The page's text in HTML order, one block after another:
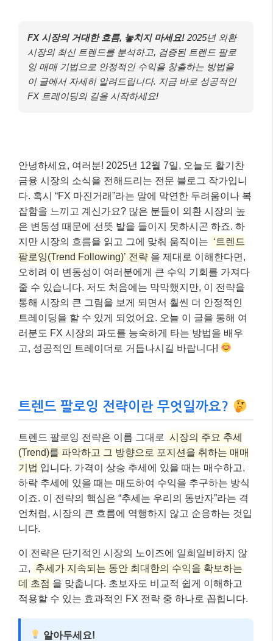
FX 시장의 거대한 흐름, 놓치지 마세요! 2025년 외환
시장의 최신 트렌드를 분석하고, 검증된 트렌드 팔로
잉 매매 기법으로 안정적인 수익을 창출하는 방법을
이 글에서 자세히 알려드립니다. 지금 바로 성공적인
FX 트레이딩의 길을 시작하세요!
안녕하세요, 여러분! 2025년 12월 7일, 오늘도 활기찬
금융 시장의 소식을 전해드리는 전문 블로그 작가입니
다. 혹시 “FX 마진거래”라는 말에 막연한 두려움이나 복
잡함을 느끼고 계신가요? 많은 분들이 외환 시장의 높
은 변동성 때문에 선뜻 발을 들이지 못하시곤 하죠. 하
지만 시장의 흐름을 읽고 그에 맞춰 움직이는 ‘트렌드
팔로잉(Trend Following)’ 전략 을 제대로 이해한다면,
오히려 이 변동성이 여러분에게 큰 수익 기회를 가져다
줄 수 있습니다. 저도 처음에는 막막했지만, 이 전략을
통해 시장의 큰 그림을 보게 되면서 훨씬 더 안정적인
트레이딩을 할 수 있게 되었어요. 오늘 이 글을 통해 여
러분도 FX 시장의 파도를 능숙하게 타는 방법을 배우
고, 성공적인 트레이더로 거듭나시길 바랍니다!
트렌드 팔로잉 전략이란 무엇일까요?
트렌드 팔로잉 전략은 이름 그대로 시장의 주요 추세
(Trend)를 파악하고 그 방향으로 포지션을 취하는 매매
기법 입니다. 가격이 상승 추세에 있을 때는 매수하고,
하락 추세에 있을 때는 매도하여 수익을 추구하는 방식
이죠. 이 전략의 핵심은 “추세는 우리의 동반자”라는 격
언처럼, 시장의 큰 흐름에 역행하지 않고 순응하는 것입
니다.
이 전략은 단기적인 시장의 노이즈에 일희일비하지 않
고, 추세가 지속되는 동안 최대한의 수익을 확보하는
데 초점 을 맞춥니다. 초보자도 비교적 쉽게 이해하고
적용할 수 있는 효과적인 FX 전략 중 하나로 꼽힙니다.
알아두세요!